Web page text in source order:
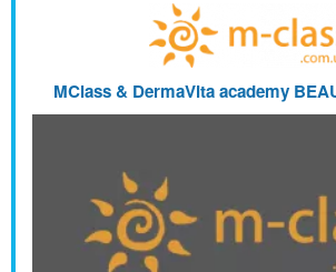
MClass & DermaVita academy